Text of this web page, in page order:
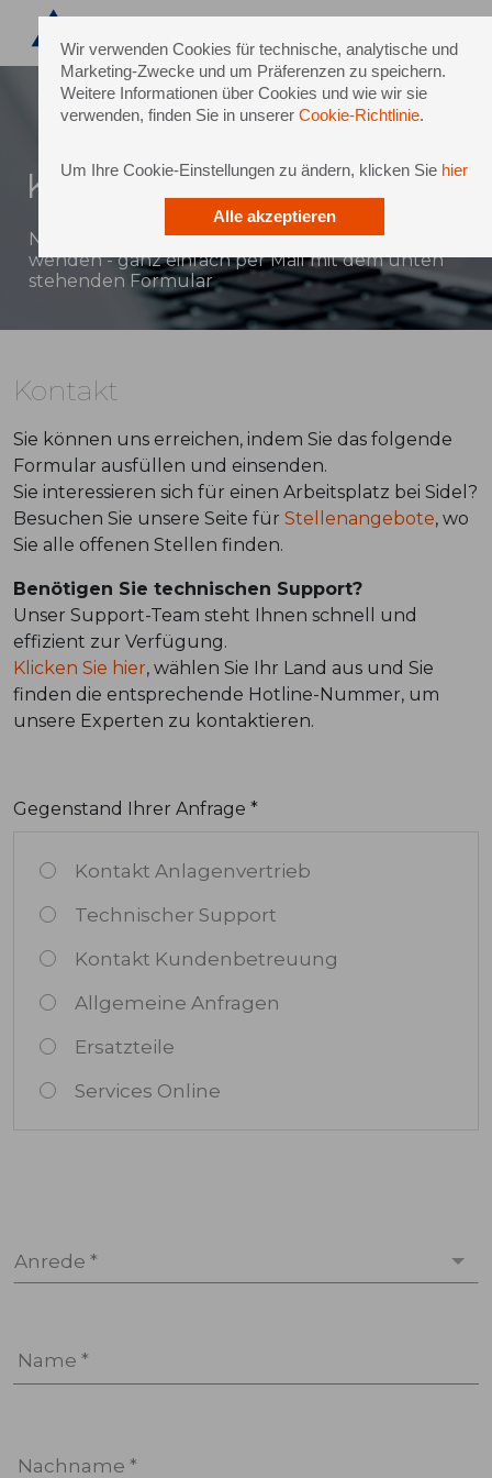
Wir verwenden Cookies für technische, analytische und
Marketing-Zwecke und um Präferenzen zu speichern.
Weitere Informationen über Cookies und wie wir sie
verwenden, finden Sie in unserer Cookie-Richtlinie.
Um Ihre Cookie-Einstellungen zu ändern, klicken Sie hier
Alle akzeptieren
Kontakt
Natürlich können Sie sich auch direkt an Sidel
wenden - ganz einfach per Mail mit dem unten
stehenden Formular
Kontakt
Sie können uns erreichen, indem Sie das folgende
Formular ausfüllen und einsenden.
Sie interessieren sich für einen Arbeitsplatz bei Sidel?
Besuchen Sie unsere Seite für Stellenangebote, wo
Sie alle offenen Stellen finden.
Benötigen Sie technischen Support?
Unser Support-Team steht Ihnen schnell und
effizient zur Verfügung.
Klicken Sie hier, wählen Sie Ihr Land aus und Sie
finden die entsprechende Hotline-Nummer, um
unsere Experten zu kontaktieren.
Gegenstand Ihrer Anfrage *
Kontakt Anlagenvertrieb
Technischer Support
Kontakt Kundenbetreuung
Allgemeine Anfragen
Ersatzteile
Services Online
Anrede *
Name *
Nachname *